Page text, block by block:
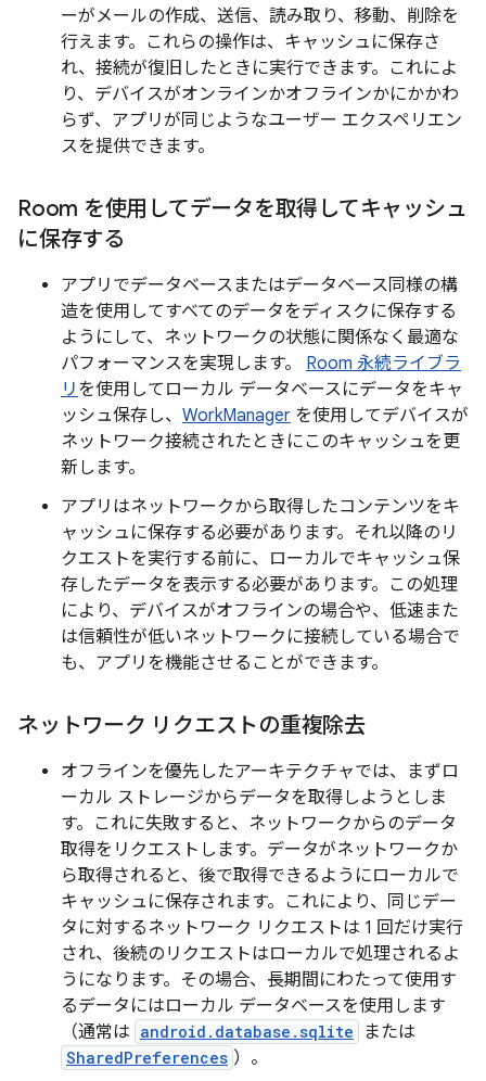
ーがメールの作成、送信、読み取り、移動、削除を
行えます。これらの操作は、キャッシュに保存さ
れ、接続が復旧したときに実行できます。これによ
り、デバイスがオンラインかオフラインかにかかわ
らず、アプリが同じようなユーザー エクスペリエン
スを提供できます。
Room を使用してデータを取得してキャッシュ
に保存する
アプリでデータベースまたはデータベース同様の構
造を使用してすべてのデータをディスクに保存する
ようにして、ネットワークの状態に関係なく最適な
パフォーマンスを実現します。 Room 永続ライブラ
リ を使用してローカル データベースにデータをキャ
ッシュ保存し、 WorkManager を使用してデバイスが
ネットワーク接続されたときにこのキャッシュを更
新します。
アプリはネットワークから取得したコンテンツをキ
ャッシュに保存する必要があります。それ以降のリ
クエストを実行する前に、ローカルでキャッシュ保
存したデータを表示する必要があります。この処理
により、デバイスがオフラインの場合や、低速また
は信頼性が低いネットワークに接続している場合で
も、アプリを機能させることができます。
ネットワーク リクエストの重複除去
オフラインを優先したアーキテクチャでは、まずロ
ーカル ストレージからデータを取得しようとしま
す。これに失敗すると、ネットワークからのデータ
取得をリクエストします。データがネットワークか
ら取得されると、後で取得できるようにローカルで
キャッシュに保存されます。これにより、同じデー
タに対するネットワーク リクエストは 1 回だけ実行
され、後続のリクエストはローカルで処理されるよ
うになります。その場合、長期間にわたって使用す
るデータにはローカル データベースを使用します
（通常は android.database.sqlite または
SharedPreferences ）。